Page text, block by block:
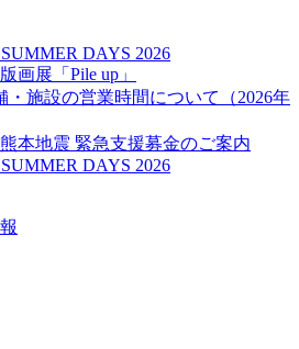
DAYS 2026
画展「Pile up」
・施設の営業時間について（2026年
本地震 緊急支援募金のご案内
DAYS 2026